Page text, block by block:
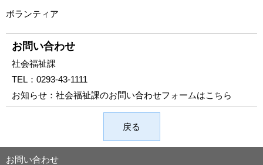
ボランティア
お問い合わせ
社会福祉課
TEL： 0293-43-1111
お知らせ： 社会福祉課のお問い合わせフォームはこちら
戻る
お問い合わせ